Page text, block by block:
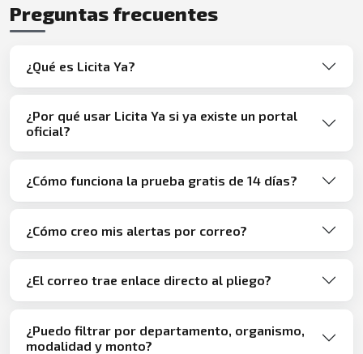
Preguntas frecuentes
¿Qué es Licita Ya?
¿Por qué usar Licita Ya si ya existe un portal
oficial?
¿Cómo funciona la prueba gratis de 14 días?
¿Cómo creo mis alertas por correo?
¿El correo trae enlace directo al pliego?
¿Puedo filtrar por departamento, organismo,
modalidad y monto?